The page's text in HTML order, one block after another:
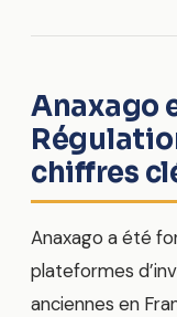
Anaxago
chiffres
Anaxago a été
plateformes
anciennes en